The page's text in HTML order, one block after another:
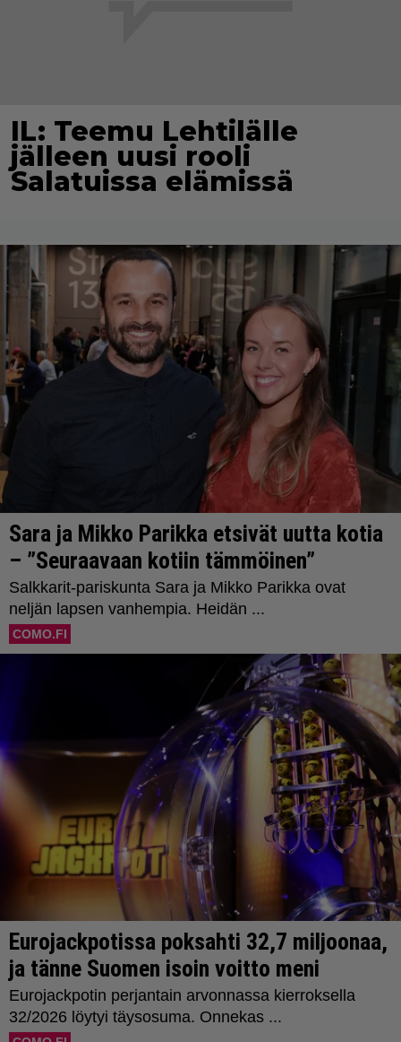
IL: Teemu Lehtilälle
jälleen uusi rooli
Salatuissa elämissä